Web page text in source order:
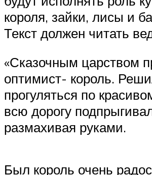
короля, зайки, лисы и
Текст должен читать
«Сказочным царством
оптимист- король.
прогуляться по
всю дорогу
размахивая руками.
Был король очень